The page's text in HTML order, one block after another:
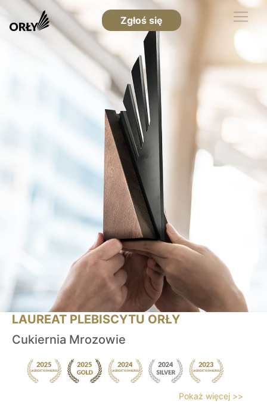
Zgłoś się
LAUREAT PLEBISCYTU ORŁY
Cukiernia Mrozowie
Pokaż więcej >>